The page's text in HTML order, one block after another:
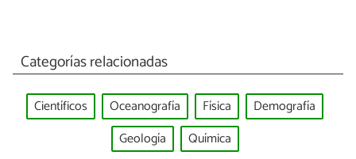
Categorías relacionadas
Científicos Oceanografía Física
Demografía
Geología
Química